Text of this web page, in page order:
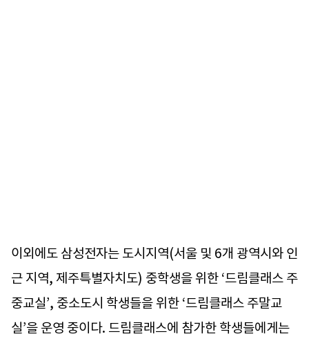
이외에도 삼성전자는 도시지역(서울 및 6개 광역시와 인
근 지역, 제주특별자치도) 중학생을 위한 ‘드림클래스 주
중교실’, 중소도시 학생들을 위한 ‘드림클래스 주말교
실’을 운영 중이다. 드림클래스에 참가한 학생들에게는